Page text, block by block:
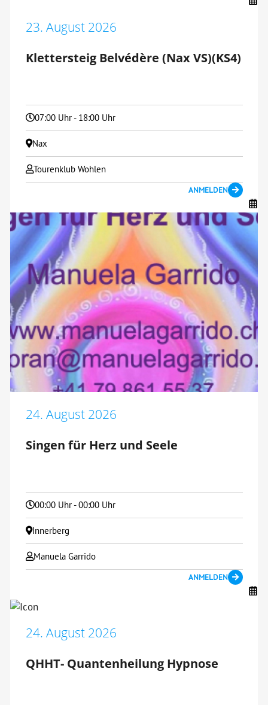
23. August 2026
Klettersteig Belvédère (Nax VS)(KS4)
07:00 Uhr - 18:00 Uhr
Nax
Tourenklub Wohlen
ANMELDEN
24. August 2026
Singen für Herz und Seele
00:00 Uhr - 00:00 Uhr
Innerberg
Manuela Garrido
ANMELDEN
24. August 2026
QHHT- Quantenheilung Hypnose